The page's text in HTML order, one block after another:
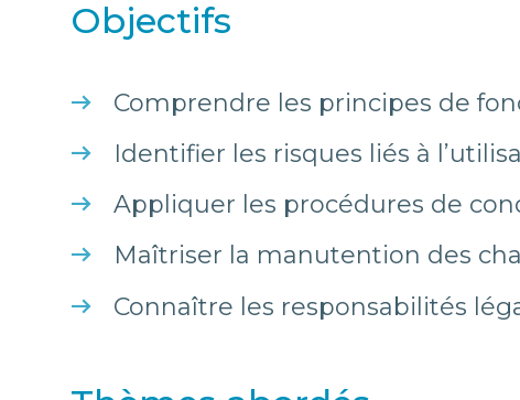
Objectifs
Comprendre les principes de
Identifier les risques liés à
Appliquer les procédures de
Maîtriser la manutention des
Connaître les responsabilités